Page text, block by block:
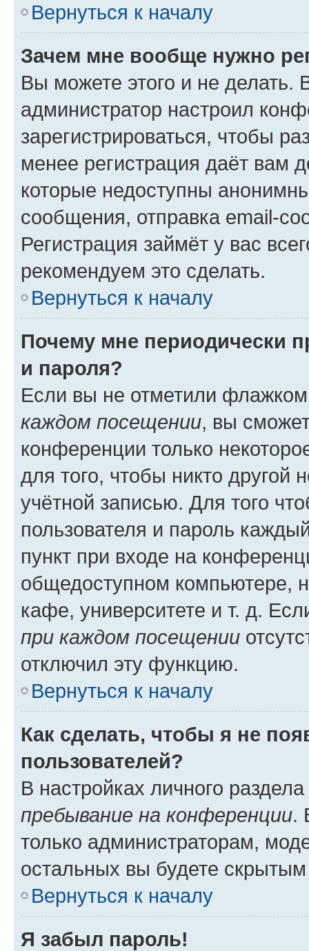
Вернуться к началу
Зачем мне вообще нужно
Вы можете этого и не делать.
администратор настроил
зарегистрироваться, чтобы
менее регистрация даёт вам
которые недоступны
сообщения, отправка email-
Регистрация займёт у вас
рекомендуем это сделать.
Вернуться к началу
Почему мне периодически
и пароля?
Если вы не отметили
каждом посещении, вы
конференции только
для того, чтобы никто другой
учётной записью. Для того
пользователя и пароль
пункт при входе на
общедоступном компьютере,
кафе, университете и т. д.
при каждом посещении
отключил эту функцию.
Вернуться к началу
Как сделать, чтобы я не
пользователей?
В настройках личного
пребывание на конференции.
только администраторам,
остальных вы будете
Вернуться к началу
Я забыл пароль!